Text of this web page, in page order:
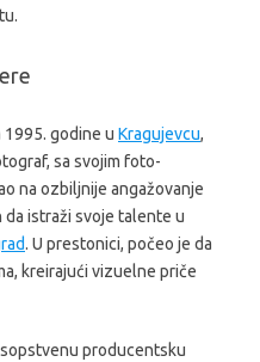
1995. godine u Kragujevcu,
sa svojim foto-
na ozbiljnije angažovanje
da istraži svoje talente u
. U prestonici, počeo je da
kreirajući vizuelne priče
producentsku